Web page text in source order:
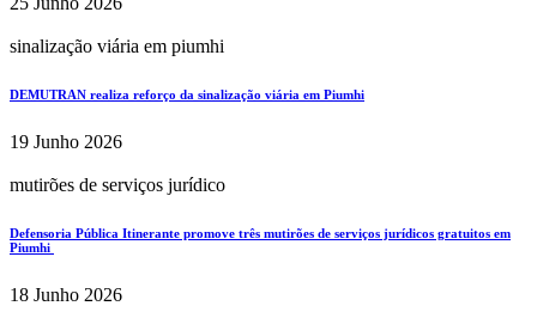
sinalização viária em piumhi
DEMUTRAN realiza reforço da sinalização viária em Piumhi
19 Junho 2026
mutirões de serviços jurídico
Defensoria Pública Itinerante promove três mutirões de serviços jurídicos gratuitos em
Piumhi
18 Junho 2026